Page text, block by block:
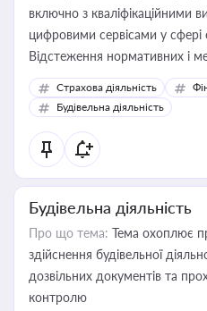
включно з кваліфікаційними
цифровими сервісами у сфері
Відстеження нормативних і
корисне для власника
бухгалтера під час
державного майна,
статусу суб'єктів оціночної
Страхова діяльність
Будівельна діяльність
Будівельна діяльність
Про що тема: Тема охоплює
здійснення будівельної
дозвільних документів та
контролю